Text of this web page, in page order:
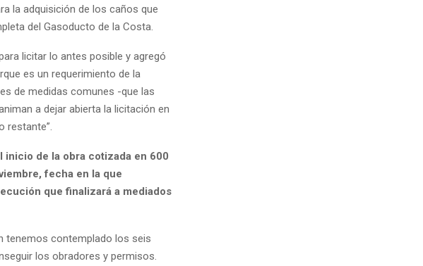
la adquisición de los caños que
del Gasoducto de la Costa.
licitar lo antes posible y agregó
es un requerimiento de la
de medidas comunes -que las
a dejar abierta la licitación en
restante”.
de la obra cotizada en 600
fecha en la que
que finalizará a mediados
tenemos contemplado los seis
los obradores y permisos.